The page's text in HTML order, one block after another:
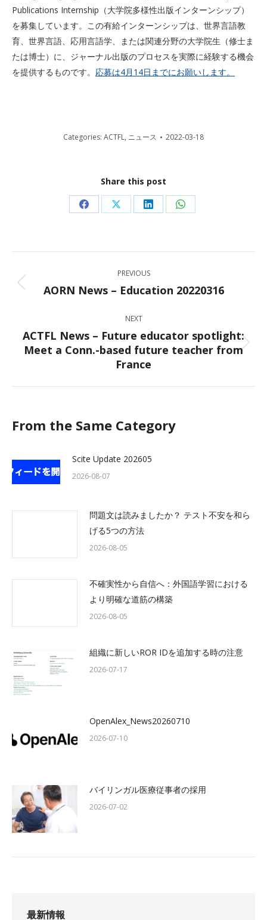
Publications Internship（大学院多様性出版インターンシップ）
を募集しています。この有給インターンシップは、世界言語教
育、世界言語、応用言語学、または関連分野の大学院生（修士ま
たは博士）に、ジャーナル出版のプロセスを実際に経験する機会
を提供するものです。 応募は4月14日までにお願いします。
Categories: ACTFL, ニュース 2022-03-18
Share this post
Share
Facebook
Share
X
Share
LinkedIn
Share
WhatsApp
navigation
PREVIOUS
Previous
AORN News – Education 20220316
NEXT
Next
post:
ACTFL News – Future educator spotlight:
Meet a Conn.-based future teacher from
France
From the Same Category
Scite Update 202605
2026-08-07
問題文は読みましたか？ テスト不安を和ら
げる5つの方法
2026-08-05
不確実性から自信へ：外国語学習における
より明確な道筋の構築
2026-08-05
組織に新しいROR IDを追加する時の注意
2026-07-17
OpenAlex_News20260710
2026-07-10
バイリンガル医療従事者の採用
2026-07-02
最新情報